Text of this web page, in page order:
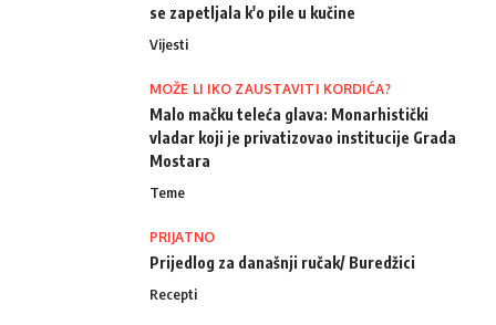
se zapetljala k'o pile u kučine
Vijesti
MOŽE LI IKO ZAUSTAVITI KORDIĆA?
Malo mačku teleća glava: Monarhistički
vladar koji je privatizovao institucije Grada
Mostara
Teme
PRIJATNO
Prijedlog za današnji ručak/ Buredžici
Recepti